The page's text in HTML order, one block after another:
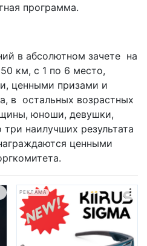
программа.
в абсолютном зачете на
км, с 1 по 6 место,
ценными призами и
в остальных возрастных
юноши, девушки,
наилучших результата
ценными
РЕКЛАМА